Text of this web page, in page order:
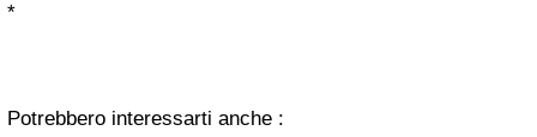
*
Potrebbero interessarti anche :